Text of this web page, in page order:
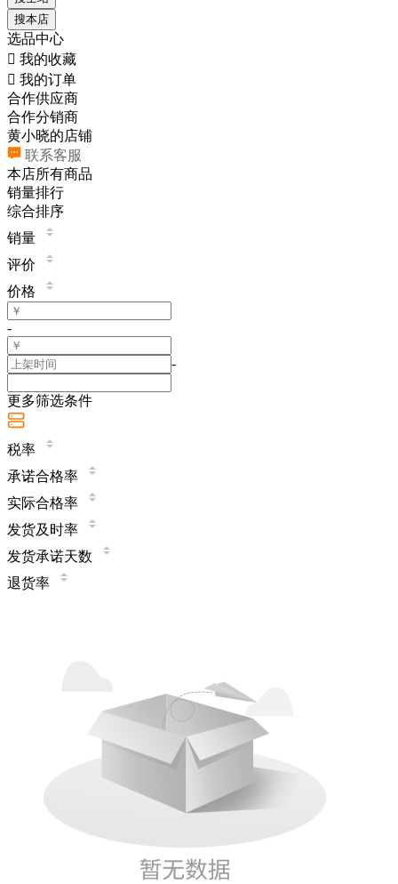
搜本店
选品中心
 我的收藏
 我的订单
合作供应商
合作分销商
黄小晓的店铺
联系客服
本店所有商品
销量排行
综合排序
销量
评价
价格
-
-
更多筛选条件
税率
承诺合格率
实际合格率
发货及时率
发货承诺天数
退货率